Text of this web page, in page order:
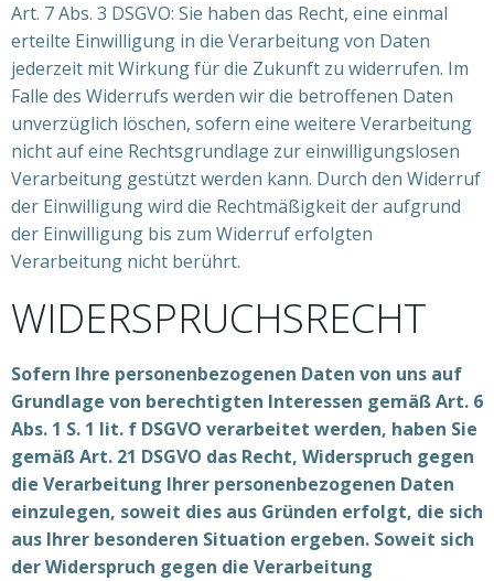
Art. 7 Abs. 3 DSGVO: Sie haben das Recht, eine einmal
erteilte Einwilligung in die Verarbeitung von Daten
jederzeit mit Wirkung für die Zukunft zu widerrufen. Im
Falle des Widerrufs werden wir die betroffenen Daten
unverzüglich löschen, sofern eine weitere Verarbeitung
nicht auf eine Rechtsgrundlage zur einwilligungslosen
Verarbeitung gestützt werden kann. Durch den Widerruf
der Einwilligung wird die Rechtmäßigkeit der aufgrund
der Einwilligung bis zum Widerruf erfolgten
Verarbeitung nicht berührt.
WIDERSPRUCHSRECHT
Sofern Ihre personenbezogenen Daten von uns auf
Grundlage von berechtigten Interessen gemäß Art. 6
Abs. 1 S. 1 lit. f DSGVO verarbeitet werden, haben Sie
gemäß Art. 21 DSGVO das Recht, Widerspruch gegen
die Verarbeitung Ihrer personenbezogenen Daten
einzulegen, soweit dies aus Gründen erfolgt, die sich
aus Ihrer besonderen Situation ergeben. Soweit sich
der Widerspruch gegen die Verarbeitung